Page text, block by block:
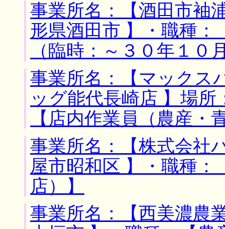
事業所名：【酒田市袖
形県酒田市 】・職種
（臨時：～３０年１０
事業所名：【マック
ッグ能代長崎店 】場
【店内作業員（農産・
事業所名：【株式会社
屋市昭和区 】・職種
店）】
事業所名：【西美濃農